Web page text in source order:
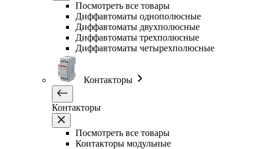
Посмотреть все товары
Диффавтоматы однополюсные
Диффавтоматы двухполюсные
Диффавтоматы трехполюсные
Диффавтоматы четырехполюсные
Контакторы
Контакторы
Посмотреть все товары
Контакторы модульные